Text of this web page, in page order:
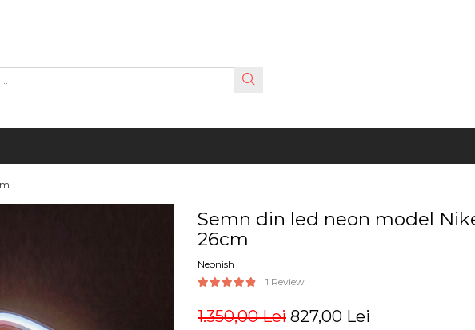
Semn din led neon model
26cm
Neonish
1 Review
1.350,00 Lei 827,00 Lei